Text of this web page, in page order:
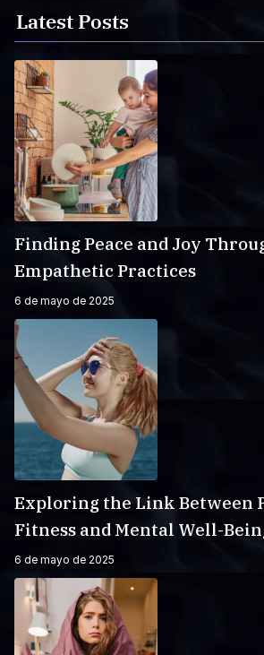
Latest Posts
Finding Peace and Joy
Empathetic Practices
6 de mayo de 2025
Exploring the Link Between
Fitness and Mental Well-
6 de mayo de 2025